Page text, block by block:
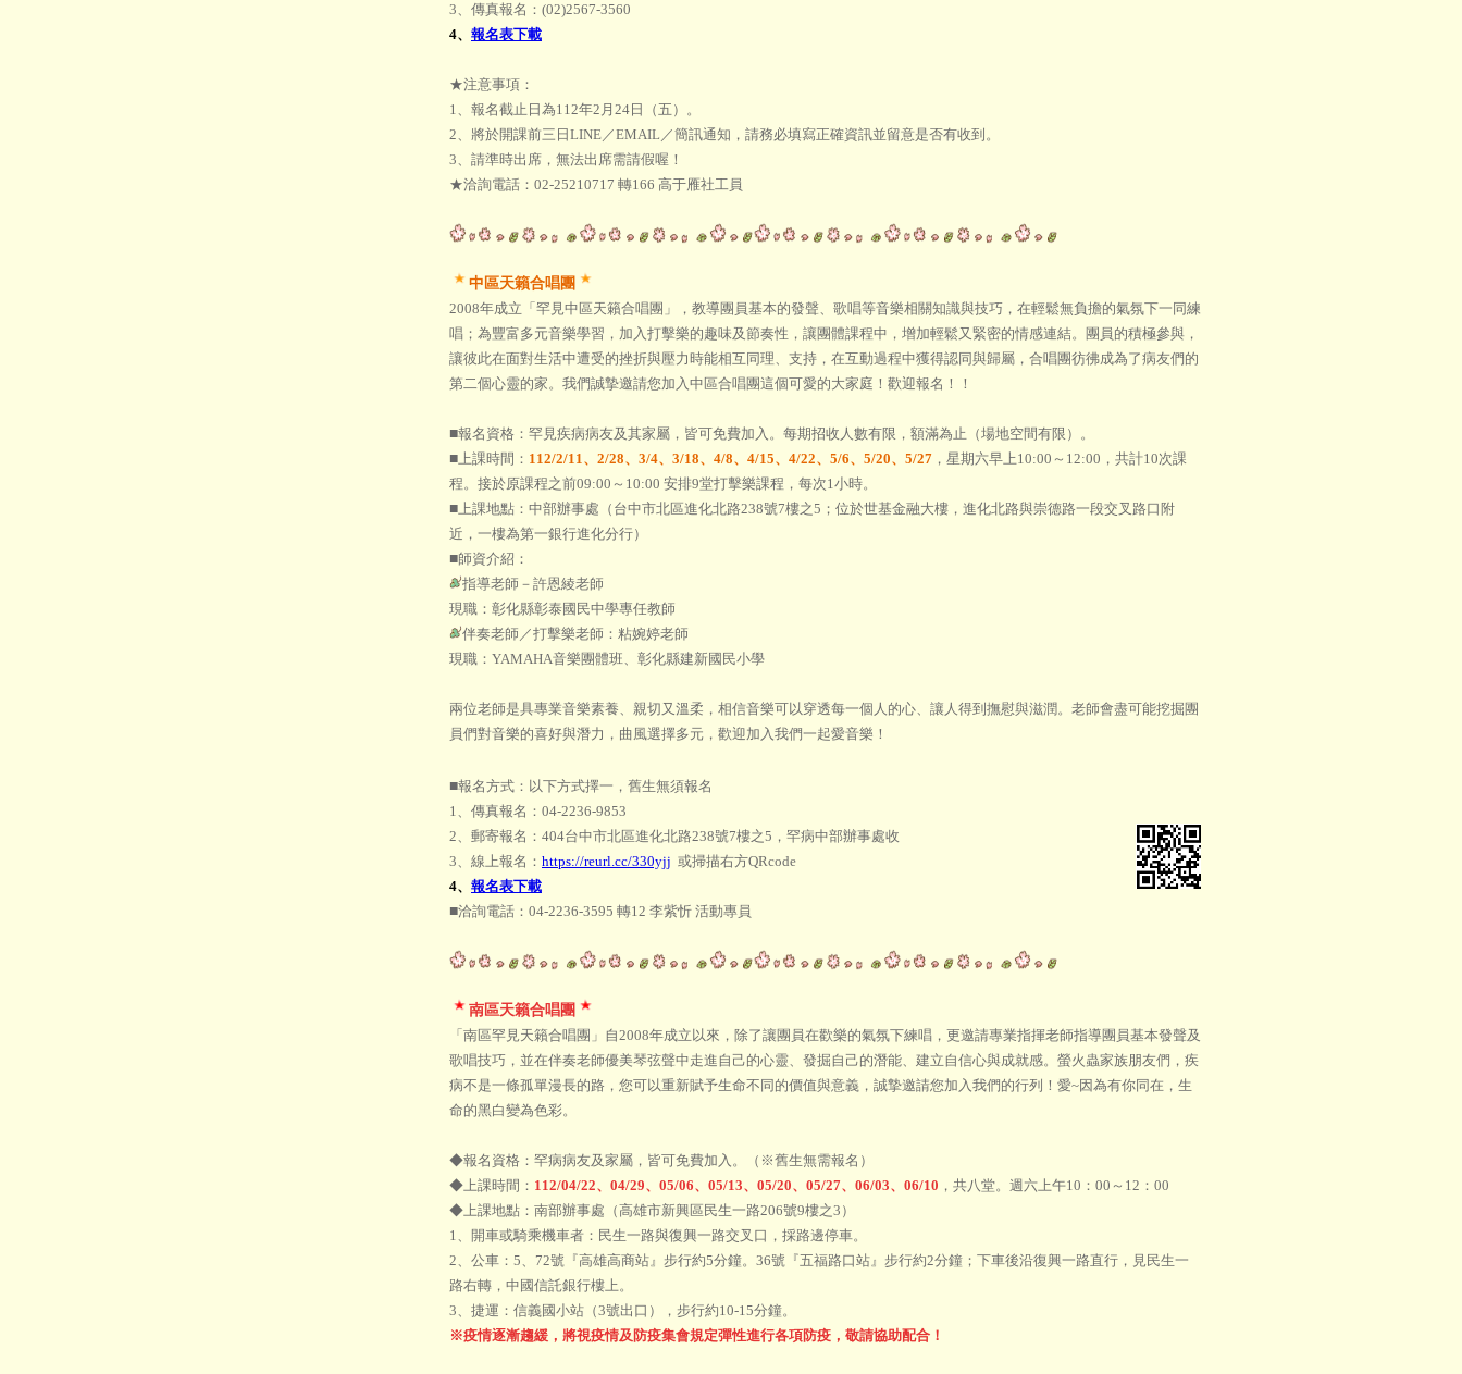
3、傳真報名：(02)2567-3560
4、 報名表下載
★注意事項：
1、報名截止日為112年2月24日（五）。
2、將於開課前三日LINE／EMAIL／簡訊通知，請務必填寫正確資訊並留意是否有收到。
3、請準時出席，無法出席需請假喔！
★洽詢電話：02-25210717 轉166 高于雁社工員
中區天籟合唱團
2008年成立「罕見中區天籟合唱團」，教導團員基本的發聲、歌唱等音樂相關知識與技巧，在輕鬆無負擔的氣氛下一同練
唱；為豐富多元音樂學習，加入打擊樂的趣味及節奏性，讓團體課程中，增加輕鬆又緊密的情感連結。團員的積極參與，
讓彼此在面對生活中遭受的挫折與壓力時能相互同理、支持，在互動過程中獲得認同與歸屬，合唱團彷彿成為了病友們的
第二個心靈的家。我們誠摯邀請您加入中區合唱團這個可愛的大家庭！歡迎報名！！
■報名資格：罕見疾病病友及其家屬，皆可免費加入。每期招收人數有限，額滿為止（場地空間有限）。
■上課時間： 112/2/11、2/28、3/4、3/18、4/8、4/15、4/22、5/6、5/20、5/27 ，星期六早上10:00～12:00，共計10次課
程。接於原課程之前09:00～10:00 安排9堂打擊樂課程，每次1小時。
■上課地點：中部辦事處（台中市北區進化北路238號7樓之5；位於世基金融大樓，進化北路與崇德路一段交叉路口附
近，一樓為第一銀行進化分行）
■師資介紹：
指導老師－許恩綾老師
現職：彰化縣彰泰國民中學專任教師
伴奏老師／打擊樂老師：粘婉婷老師
現職：YAMAHA音樂團體班、彰化縣建新國民小學
兩位老師是具專業音樂素養、親切又溫柔，相信音樂可以穿透每一個人的心、讓人得到撫慰與滋潤。老師會盡可能挖掘團
員們對音樂的喜好與潛力，曲風選擇多元，歡迎加入我們一起愛音樂！
■報名方式：以下方式擇一，舊生無須報名
1、傳真報名：04-2236-9853
2、郵寄報名：404台中市北區進化北路238號7樓之5，罕病中部辦事處收
3、線上報名： https://reurl.cc/330yjj 或掃描右方QRcode
4、 報名表下載
■洽詢電話：04-2236-3595 轉12 李紫忻 活動專員
南區天籟合唱團
「南區罕見天籟合唱團」自2008年成立以來，除了讓團員在歡樂的氣氛下練唱，更邀請專業指揮老師指導團員基本發聲及
歌唱技巧，並在伴奏老師優美琴弦聲中走進自己的心靈、發掘自己的潛能、建立自信心與成就感。螢火蟲家族朋友們，疾
病不是一條孤單漫長的路，您可以重新賦予生命不同的價值與意義，誠摯邀請您加入我們的行列！愛~因為有你同在，生
命的黑白變為色彩。
◆報名資格：罕病病友及家屬，皆可免費加入。（※舊生無需報名）
◆上課時間： 112/04/22、04/29、05/06、05/13、05/20、05/27、06/03、06/10 ，共八堂。週六上午10：00～12：00
◆上課地點：南部辦事處（高雄市新興區民生一路206號9樓之3）
1、開車或騎乘機車者：民生一路與復興一路交叉口，採路邊停車。
2、公車：5、72號『高雄高商站』步行約5分鐘。36號『五福路口站』步行約2分鐘；下車後沿復興一路直行，見民生一
路右轉，中國信託銀行樓上。
3、捷運：信義國小站（3號出口），步行約10-15分鐘。
※疫情逐漸趨緩，將視疫情及防疫集會規定彈性進行各項防疫，敬請協助配合！